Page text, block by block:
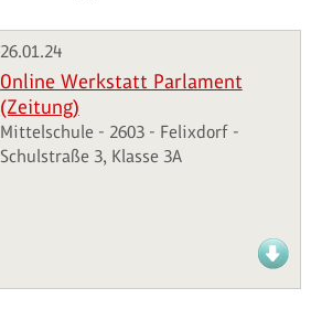
26.01.24
Online Werkstatt Parlament
(Zeitung)
Mittelschule - 2603 - Felixdorf -
Schulstraße 3, Klasse 3A